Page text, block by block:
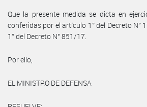
Que la presente medida se dicta en
conferidas por el artículo 1° del Decreto N°
1° del Decreto N° 851/17.
Por ello,
EL MINISTRO DE DEFENSA